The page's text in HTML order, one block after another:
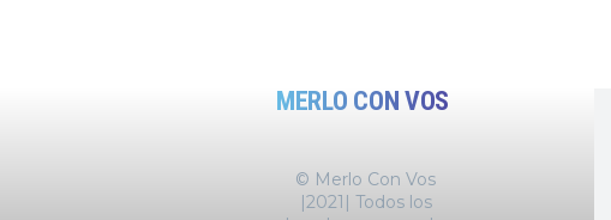
MERLO CON VOS
© Merlo Con Vos
|2021| Todos los